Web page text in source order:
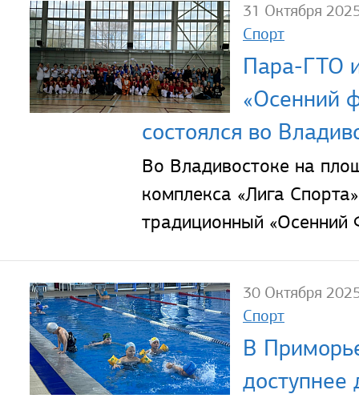
31 Октября
Спорт
Пара-ГТО
«Осенний
состоялся во
Во Владивостоке на
комплекса «Лига
традиционный «Осенний
30 Октября
Спорт
В
доступнее